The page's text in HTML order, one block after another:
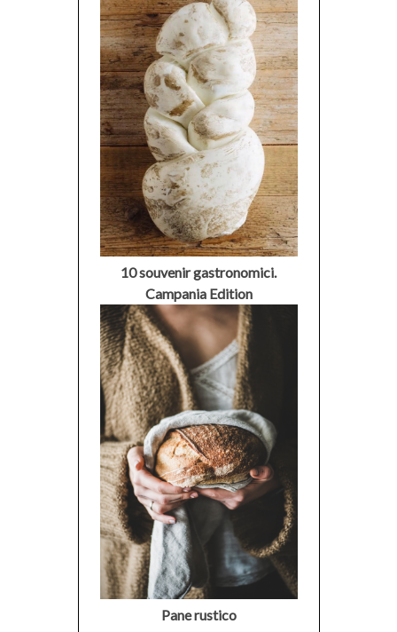
10 souvenir gastronomici.
Campania Edition
Pane rustico